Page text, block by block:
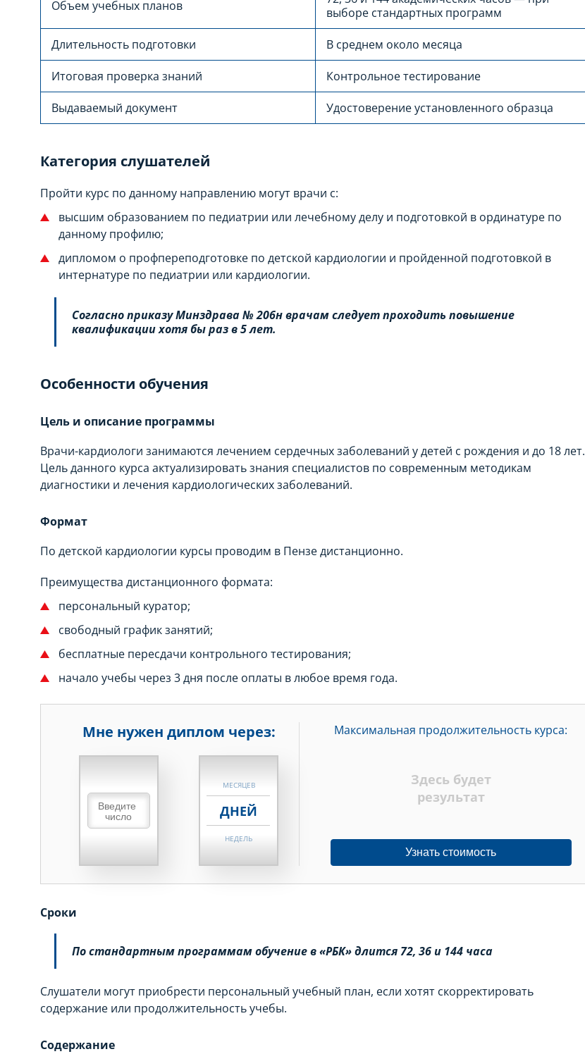
Объем учебных планов
выборе стандартных программ
Длительность подготовки В среднем около месяца
Итоговая проверка знаний Контрольное тестирование
Выдаваемый документ Удостоверение установленного образца
Категория слушателей
Пройти курс по данному направлению могут врачи с:
высшим образованием по педиатрии или лечебному делу и подготовкой в ординатуре по
данному профилю;
дипломом о профпереподготовке по детской кардиологии и пройденной подготовкой в
интернатуре по педиатрии или кардиологии.
Согласно приказу Минздрава № 206н врачам следует проходить повышение
квалификации хотя бы раз в 5 лет.
Особенности обучения
Цель и описание программы
Врачи-кардиологи занимаются лечением сердечных заболеваний у детей с рождения и до 18 лет.
Цель данного курса актуализировать знания специалистов по современным методикам
диагностики и лечения кардиологических заболеваний.
Формат
По детской кардиологии курсы проводим в Пензе дистанционно.
Преимущества дистанционного формата:
персональный куратор;
свободный график занятий;
бесплатные пересдачи контрольного тестирования;
начало учебы через 3 дня после оплаты в любое время года.
Мне нужен диплом через:
НЕДЕЛЬ
МЕСЯЦЕВ
ДНЕЙ
НЕДЕЛЬ
МЕСЯЦЕВ
МЕСЯЦЕВ
Максимальная продолжительность курса:
Здесь будет
результат
Узнать стоимость
Сроки
По стандартным программам обучение в «РБК» длится 72, 36 и 144 часа
Слушатели могут приобрести персональный учебный план, если хотят скорректировать
содержание или продолжительность учебы.
Содержание